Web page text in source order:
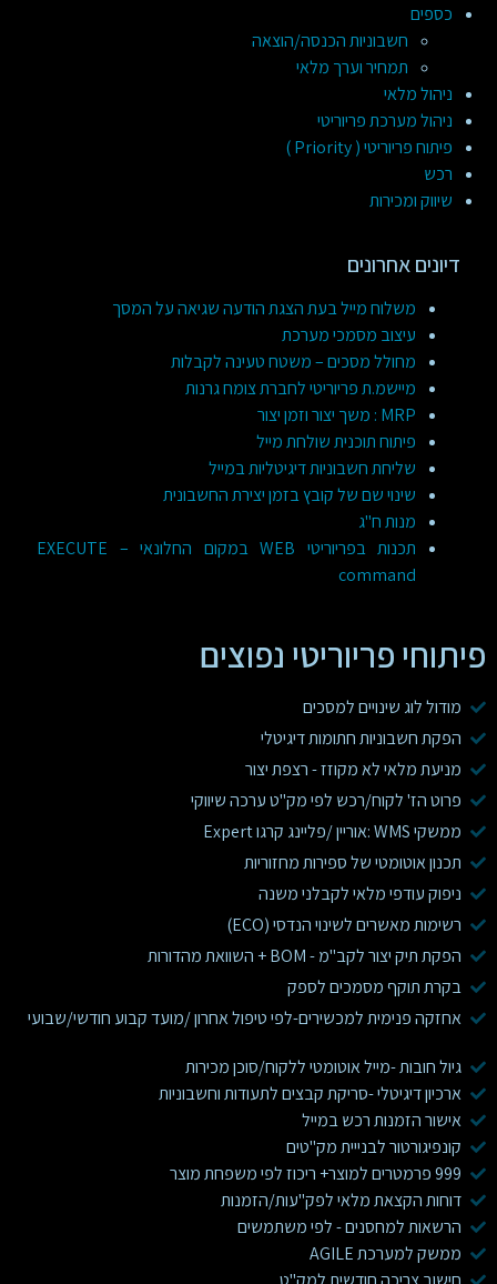
כספים
חשבוניות הכנסה/הוצאה
תמחיר וערך מלאי
ניהול מלאי
ניהול מערכת פריוריטי
פיתוח פריוריטי ( Priority )
רכש
שיווק ומכירות
דיונים אחרונים
משלוח מייל בעת הצגת הודעה שגיאה על המסך
עיצוב מסמכי מערכת
מחולל מסכים – משטח טעינה לקבלות
מיישמ.ת פריוריטי לחברת צומח גרנות
MRP : משך יצור וזמן יצור
פיתוח תוכנית שולחת מייל
שליחת חשבוניות דיגיטליות במייל
שינוי שם של קובץ בזמן יצירת החשבונית
מנות ח"ג
תכנות בפריוריטי WEB במקום החלונאי – EXECUTE
command
פיתוחי פריוריטי נפוצים
מודול לוג שינויים למסכים
הפקת חשבוניות חתומות דיגיטלי
מניעת מלאי לא מקוזז - רצפת יצור
פרוט הז' לקוח/רכש לפי מק"ט ערכה שיווקי
ממשקי WMS :אוריין /פליינג קרגו Expert
תכנון אוטומטי של ספירות מחזוריות
ניפוק עודפי מלאי לקבלני משנה
רשימות מאשרים לשינוי הנדסי (ECO)
הפקת תיק יצור לקב"מ - BOM + השוואת מהדורות
בקרת תוקף מסמכים לספק
אחזקה פנימית למכשירים-לפי טיפול אחרון /מועד קבוע חודשי/שבועי
גיול חובות -מייל אוטומטי ללקוח/סוכן מכירות
ארכיון דיגיטלי -סריקת קבצים לתעודות וחשבוניות
אישור הזמנות רכש במייל
קונפיגורטור לבנייית מק"טים
999 פרמטרים למוצר+ ריכוז לפי משפחת מוצר
דוחות הקצאת מלאי לפק"עות/הזמנות
הרשאות למחסנים - לפי משתמשים
ממשק למערכת AGILE